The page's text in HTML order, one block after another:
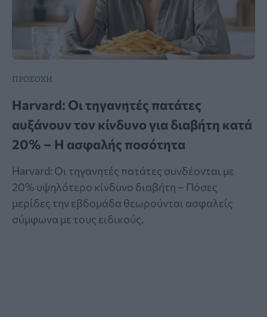
ΠΡΟΣΟΧΗ
Harvard: Οι τηγανητές πατάτες
αυξάνουν τον κίνδυνο για διαβήτη κατά
20% – Η ασφαλής ποσότητα
Harvard: Οι τηγανητές πατάτες συνδέονται με
20% υψηλότερο κίνδυνο διαβήτη – Πόσες
μερίδες την εβδομάδα θεωρούνται ασφαλείς
σύμφωνα με τους ειδικούς.